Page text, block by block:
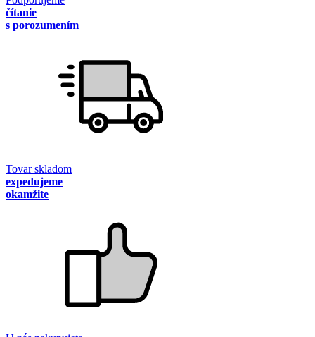
čítanie
s porozumením
Tovar skladom
expedujeme
okamžite